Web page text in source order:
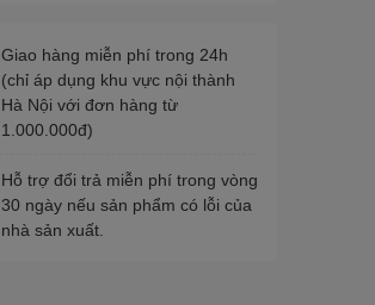
Giao hàng miễn phí trong 24h
(chỉ áp dụng khu vực nội thành
Hà Nội với đơn hàng từ
1.000.000đ)
Hỗ trợ đổi trả miễn phí trong vòng
30 ngày nếu sản phẩm có lỗi của
nhà sản xuất.